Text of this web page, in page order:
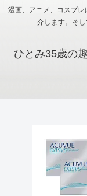
漫画、アニメ、コスプ
介します。そ
ひとみ35歳の